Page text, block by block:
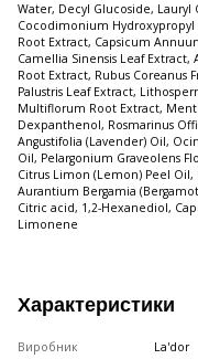
Water, Decyl Glucoside,
Cocodimonium Hydroxypropyl
Root Extract, Capsicum
Camellia Sinensis Leaf Extract,
Root Extract, Rubus Coreanus
Palustris Leaf Extract,
Multiflorum Root Extract,
Dexpanthenol, Rosmarinus
Angustifolia (Lavender) Oil,
Oil, Pelargonium Graveolens
Citrus Limon (Lemon) Peel
Aurantium Bergamia
Citric acid, 1,2-Hexanediol,
Limonene
Характеристики
Виробник La'dor